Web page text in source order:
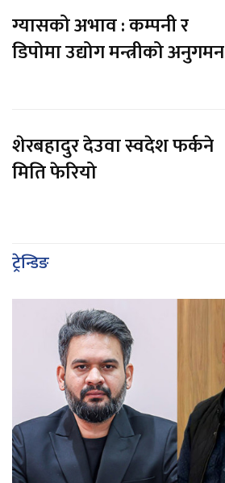
ग्यासको अभाव : कम्पनी र
डिपोमा उद्योग मन्त्रीको अनुगमन
शेरबहादुर देउवा स्वदेश फर्कने
मिति फेरियो
ट्रेन्डिङ